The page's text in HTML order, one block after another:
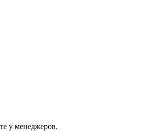
у менеджеров.